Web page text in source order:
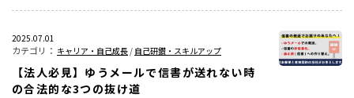
2025.07.01
キャリア・自己成長 / 自己研鑽・スキルアップ
【法人必見】ゆうメールで信書が送れない時
の合法的な3つの抜け道